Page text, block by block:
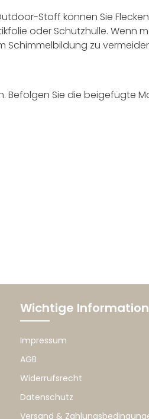
Stoff können Sie
oder Schutzhülle. Wenn
Schimmelbildung zu
Befolgen Sie die beigefügte
Wichtige
Impressum
AGB
Widerrufsrecht
Datenschutz
Versand &